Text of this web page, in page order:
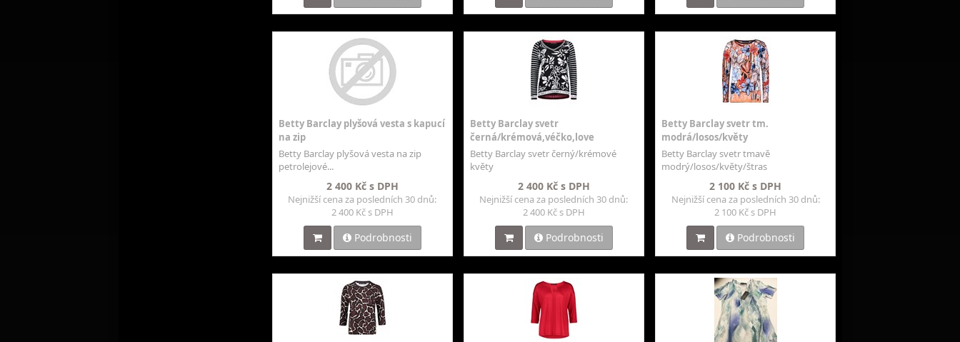
Betty Barclay plyšová vesta s kapucí
na zip
Betty Barclay plyšová vesta na zip
petrolejové...
2 400 Kč s DPH
Nejnižší cena za posledních 30 dnů:
2 400 Kč s DPH
Podrobnosti
Betty Barclay svetr
černá/krémová,véčko,love
Betty Barclay svetr černý/krémové
květy
2 400 Kč s DPH
Nejnižší cena za posledních 30 dnů:
2 400 Kč s DPH
Podrobnosti
Betty Barclay svetr tm.
modrá/losos/květy
Betty Barclay svetr tmavě
modrý/losos/květy/štras
2 100 Kč s DPH
Nejnižší cena za posledních 30 dnů:
2 100 Kč s DPH
Podrobnosti